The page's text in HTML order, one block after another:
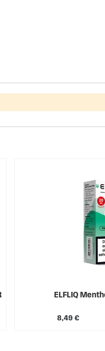
ELFLIQ
8,49 €